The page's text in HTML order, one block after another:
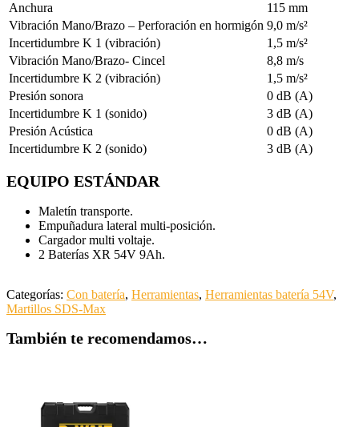
Anchura
115 mm
Vibración Mano/Brazo – Perforación en hormigón 9,0 m/s²
Incertidumbre K 1 (vibración)
1,5 m/s²
Vibración Mano/Brazo- Cincel
8,8 m/s
Incertidumbre K 2 (vibración)
1,5 m/s²
Presión sonora
0 dB (A)
Incertidumbre K 1 (sonido)
3 dB (A)
Presión Acústica
0 dB (A)
Incertidumbre K 2 (sonido)
3 dB (A)
EQUIPO ESTÁNDAR
Maletín transporte.
Empuñadura lateral multi-posición.
Cargador multi voltaje.
2 Baterías XR 54V 9Ah.
Categorías: Con batería, Herramientas, Herramientas batería 54V,
Martillos SDS-Max
También te recomendamos…